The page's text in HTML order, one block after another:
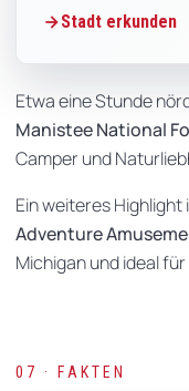
Stadt erkunden
Etwa eine Stunde
Manistee National
Camper und
Ein weiteres
Adventure
Michigan und ideal
07 · FAKTEN